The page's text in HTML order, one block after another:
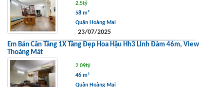
2.5tỷ
58 m²
Quận Hoàng Mai
23/07/2025
Em Bán Căn Tầng 1X Tầng Đẹp Hoa Hậu Hh3 Linh Đàm 46m, View
Thoáng Mát
2.09tỷ
46 m²
Quận Hoàng Mai